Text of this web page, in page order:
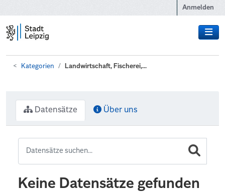
Anmelden
Kategorien Landwirtschaft, Fischerei,...
Datensätze Über uns
Keine Datensätze gefunden